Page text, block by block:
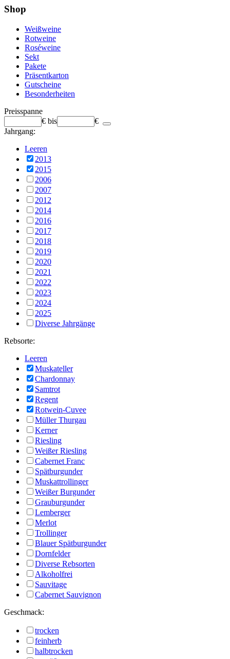
Shop
Weißweine
Rotweine
Roséweine
Sekt
Pakete
Präsentkarton
Gutscheine
Besonderheiten
Preisspanne
€ bis
€
Jahrgang:
Leeren
2013
2015
2006
2007
2012
2014
2016
2017
2018
2019
2020
2021
2022
2023
2024
2025
Diverse Jahrgänge
Rebsorte:
Leeren
Muskateller
Chardonnay
Samtrot
Regent
Rotwein-Cuvee
Müller Thurgau
Kerner
Riesling
Weißer Riesling
Cabernet Franc
Spätburgunder
Muskattrollinger
Weißer Burgunder
Grauburgunder
Lemberger
Merlot
Trollinger
Blauer Spätburgunder
Dornfelder
Diverse Rebsorten
Alkoholfrei
Sauvitage
Cabernet Sauvignon
Geschmack:
trocken
feinherb
halbtrocken